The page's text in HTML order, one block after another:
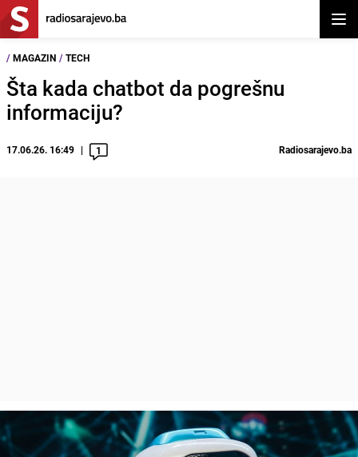
/ MAGAZIN / TECH
Šta kada chatbot da pogrešnu
informaciju?
17.06.26. 16:49 1 Radiosarajevo.ba